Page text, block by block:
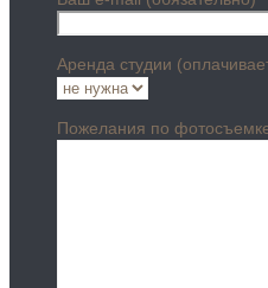
Аренда студии
Пожелания по